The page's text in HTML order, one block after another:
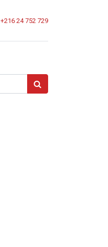
+216 24 752 729